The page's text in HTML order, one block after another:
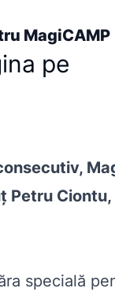
MagiCAMP
pe
Petru
specială